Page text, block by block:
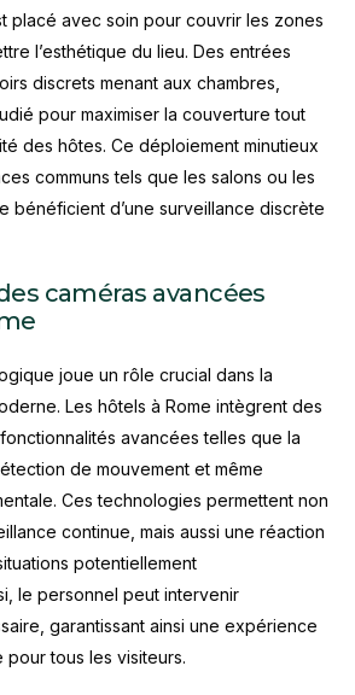
placé avec soin pour couvrir les zones
l’esthétique du lieu. Des entrées
discrets menant aux chambres,
pour maximiser la couverture tout
des hôtes. Ce déploiement minutieux
communs tels que les salons ou les
bénéficient d’une surveillance discrète
caméras avancées
joue un rôle crucial dans la
Les hôtels à Rome intègrent des
avancées telles que la
de mouvement et même
Ces technologies permettent non
continue, mais aussi une réaction
potentiellement
le personnel peut intervenir
garantissant ainsi une expérience
tous les visiteurs.